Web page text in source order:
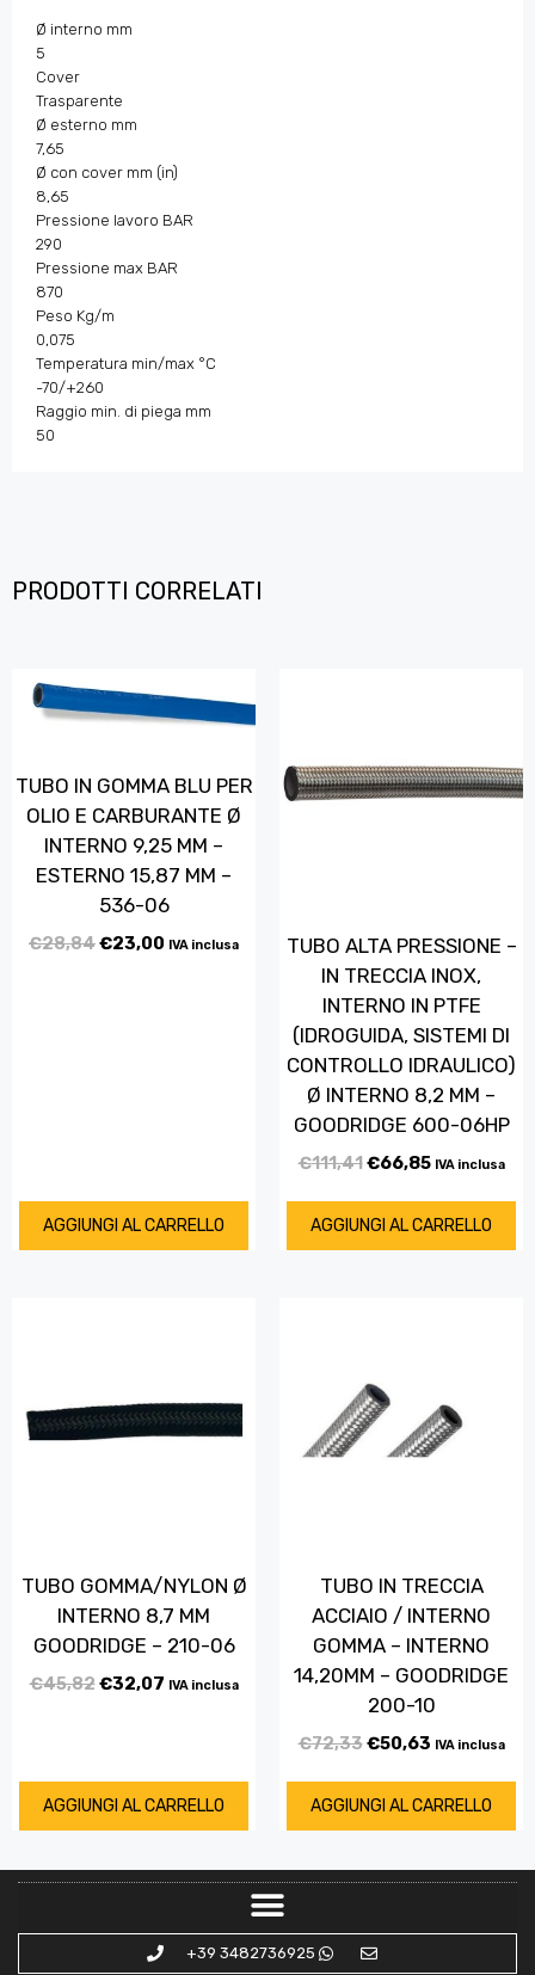
Ø interno mm
5
Cover
Trasparente
Ø esterno mm
7,65
Ø con cover mm (in)
8,65
Pressione lavoro BAR
290
Pressione max BAR
870
Peso Kg/m
0,075
Temperatura min/max °C
-70/+260
Raggio min. di piega mm
50
PRODOTTI CORRELATI
TUBO IN GOMMA BLU PER
OLIO E CARBURANTE Ø
INTERNO 9,25 MM –
ESTERNO 15,87 MM –
536-06
€28,84€23,00 IVA inclusa
AGGIUNGI AL CARRELLO
TUBO ALTA PRESSIONE –
IN TRECCIA INOX,
INTERNO IN PTFE
(IDROGUIDA, SISTEMI DI
CONTROLLO IDRAULICO)
Ø INTERNO 8,2 MM –
GOODRIDGE 600-06HP
€111,41€66,85 IVA inclusa
AGGIUNGI AL CARRELLO
TUBO GOMMA/NYLON Ø
INTERNO 8,7 MM
GOODRIDGE – 210-06
€45,82€32,07 IVA inclusa
AGGIUNGI AL CARRELLO
TUBO IN TRECCIA
ACCIAIO / INTERNO
GOMMA – INTERNO
14,20MM – GOODRIDGE
200-10
€72,33€50,63 IVA inclusa
AGGIUNGI AL CARRELLO
+39 3482736925